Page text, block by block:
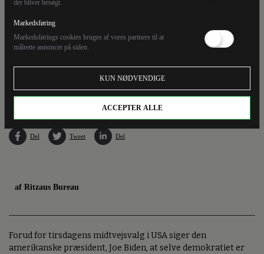
der bliver besøgt.
Markedsføring
Markedsførings cookies bruges af vores partnere til at
målrette annoncer på siden.
KUN NØDVENDIGE
ACCEPTER ALLE
Den amerikanske præsident, Joe Biden, tager del i demokraternes valgkamp forud for
Del Tweet Del
af Ritzaus Bureau
Forud for tirsdagens midtvejsvalg i USA siger den
amerikanske præsident, Joe Biden, at selve demokratiet er